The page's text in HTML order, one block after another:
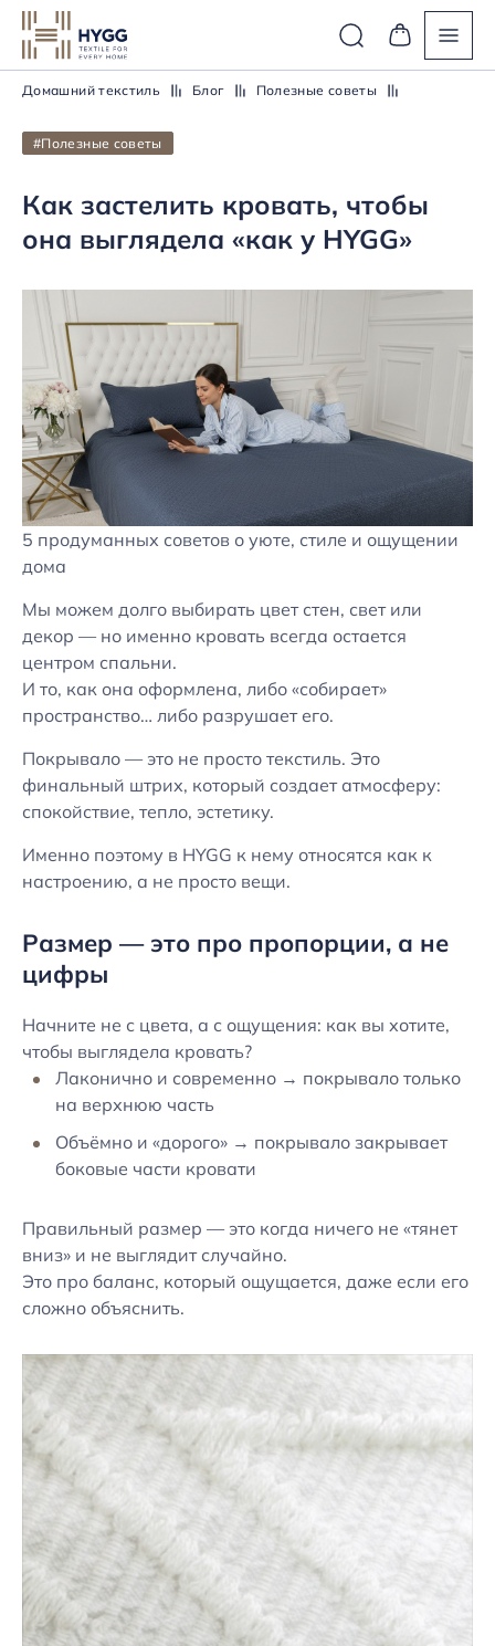
Домашний текстиль Блог Полезные советы
#Полезные советы
Как застелить кровать, чтобы
она выглядела «как у HYGG»
5 продуманных советов о уюте, стиле и ощущении
дома
Мы можем долго выбирать цвет стен, свет или
декор — но именно кровать всегда остается
центром спальни.
И то, как она оформлена, либо «собирает»
пространство… либо разрушает его.
Покрывало — это не просто текстиль. Это
финальный штрих, который создает атмосферу:
спокойствие, тепло, эстетику.
Именно поэтому в HYGG к нему относятся как к
настроению, а не просто вещи.
Размер — это про пропорции, а не
цифры
Начните не с цвета, а с ощущения: как вы хотите,
чтобы выглядела кровать?
Лаконично и современно → покрывало только
на верхнюю часть
Объёмно и «дорого» → покрывало закрывает
боковые части кровати
Правильный размер — это когда ничего не «тянет
вниз» и не выглядит случайно.
Это про баланс, который ощущается, даже если его
сложно объяснить.